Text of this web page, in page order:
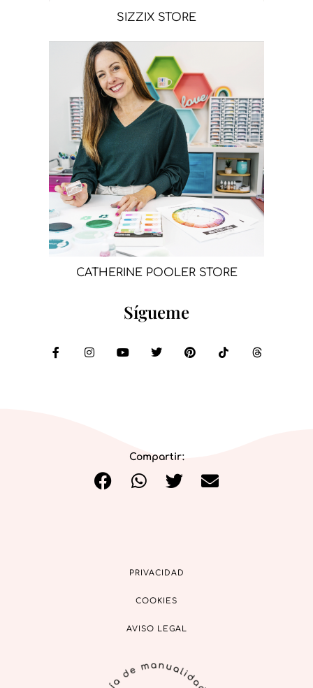
SIZZIX STORE
CATHERINE POOLER STORE
Sígueme
Compartir:
PRIVACIDAD
COOKIES
AVISO LEGAL